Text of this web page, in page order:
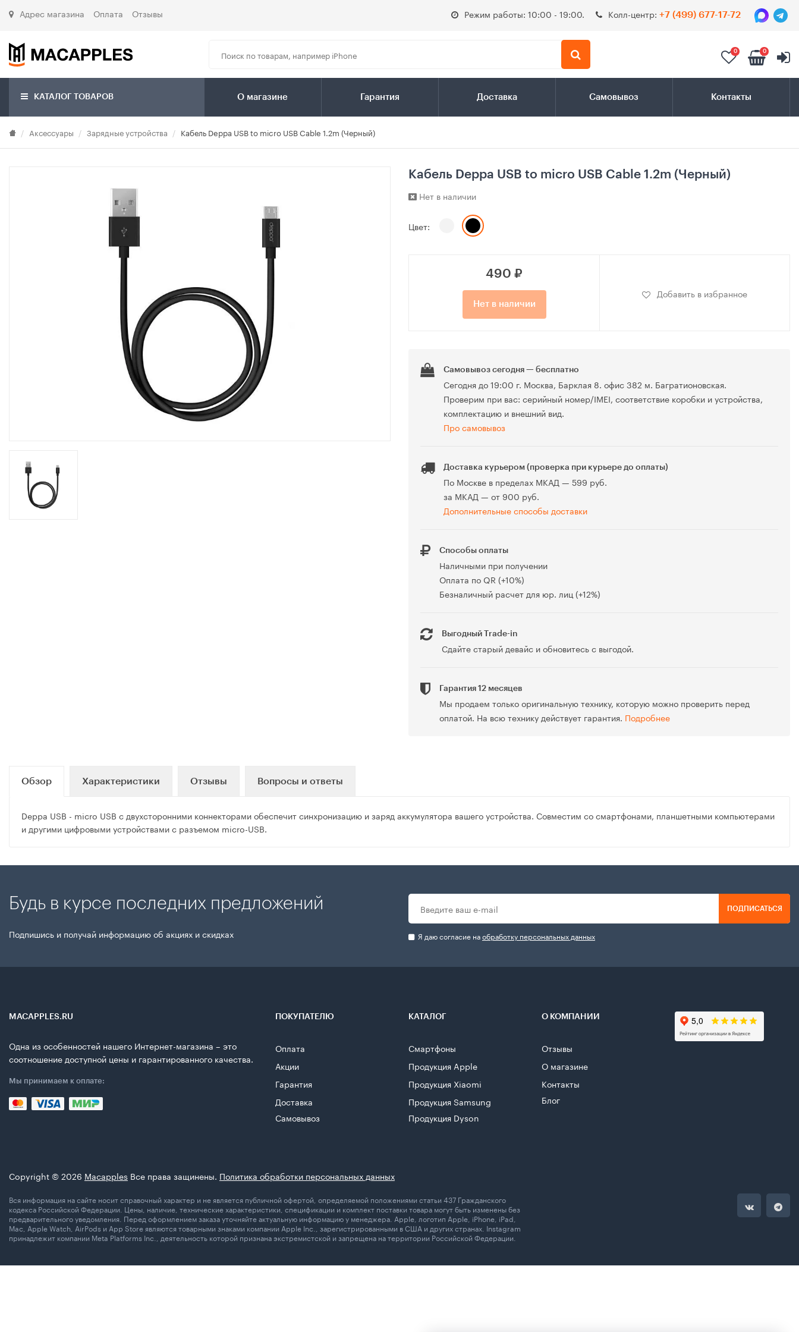
Адрес магазина Оплата Отзывы Режим работы: 10:00 - 19:00. Колл-центр: +7 (499) 677-17-72
0 0
КАТАЛОГ ТОВАРОВ О магазине Гарантия Доставка Самовывоз Контакты
Аксессуары Зарядные устройства Кабель Deppa USB to micro USB Cable 1.2m (Черный)
Кабель Deppa USB to micro USB Cable 1.2m (Черный)
Нет в наличии
Цвет:
490 ₽
Нет в наличии
Добавить в избранное
Самовывоз сегодня — бесплатно
Сегодня до 19:00 г. Москва, Барклая 8. офис 382 м. Багратионовская.
Проверим при вас: серийный номер/IMEI, соответствие коробки и устройства,
комплектацию и внешний вид.
Про самовывоз
Доставка курьером (проверка при курьере до оплаты)
По Москве в пределах МКАД — 599 руб.
за МКАД — от 900 руб.
Дополнительные способы доставки
Способы оплаты
Наличными при получении
Оплата по QR (+10%)
Безналичный расчет для юр. лиц (+12%)
Выгодный Trade-in
Сдайте старый девайс и обновитесь с выгодой.
Гарантия 12 месяцев
Мы продаем только оригинальную технику, которую можно проверить перед
оплатой. На всю технику действует гарантия. Подробнее
Обзор Характеристики Отзывы Вопросы и ответы
Deppa USB - micro USB с двухсторонними коннекторами обеспечит синхронизацию и заряд аккумулятора вашего устройства. Совместим со смартфонами, планшетными компьютерами
и другими цифровыми устройствами с разъемом micro-USB.
Будь в курсе последних предложений
Подпишись и получай информацию об акциях и скидках
ПОДПИСАТЬСЯ
Я даю согласие наобработку персональных данных
MACAPPLES.RU
Одна из особенностей нашего Интернет-магазина – это
соотношение доступной цены и гарантированного качества.
Мы принимаем к оплате:
ПОКУПАТЕЛЮ
Оплата
Акции
Гарантия
Доставка
Самовывоз
КАТАЛОГ
Смартфоны
Продукция Apple
Продукция Xiaomi
Продукция Samsung
Продукция Dyson
О КОМПАНИИ
Отзывы
О магазине
Контакты
Блог
Copyright © 2026 Macapples Все права защинены. Политика обработки персональных данных
Вся информация на сайте носит справочный характер и не является публичной офертой, определяемой положениями статьи 437 Гражданского
кодекса Российской Федерации. Цены, наличие, технические характеристики, спецификации и комплект поставки товара могут быть изменены без
предварительного уведомления. Перед оформлением заказа уточняйте актуальную информацию у менеджера. Apple, логотип Apple, iPhone, iPad,
Mac, Apple Watch, AirPods и App Store являются товарными знаками компании Apple Inc., зарегистрированными в США и других странах. Instagram
принадлежит компании Meta Platforms Inc., деятельность которой признана экстремистской и запрещена на территории Российской Федерации.